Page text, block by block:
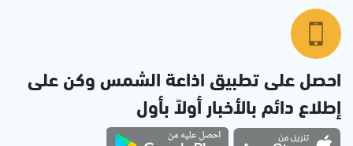
احصل على تطبيق اذاعة الشمس وكن على
إطلاع دائم بالأخبار أولاً بأول